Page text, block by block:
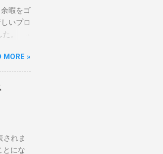
暇をゴ
いプロ
。
、ベテ
、スケ
す。
子供の
ーグが
能のあ
MORE »
されま
とにな